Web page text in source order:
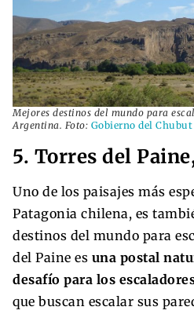
Mejores destinos del mundo para
Argentina. Foto: Gobierno del Chubut
5. Torres del
Uno de los paisajes más
Patagonia chilena, es
destinos del mundo para
del Paine es una postal
desafío para los
que buscan escalar sus